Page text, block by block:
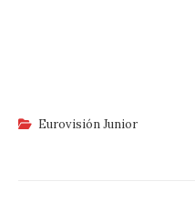
Eurovisión Junior